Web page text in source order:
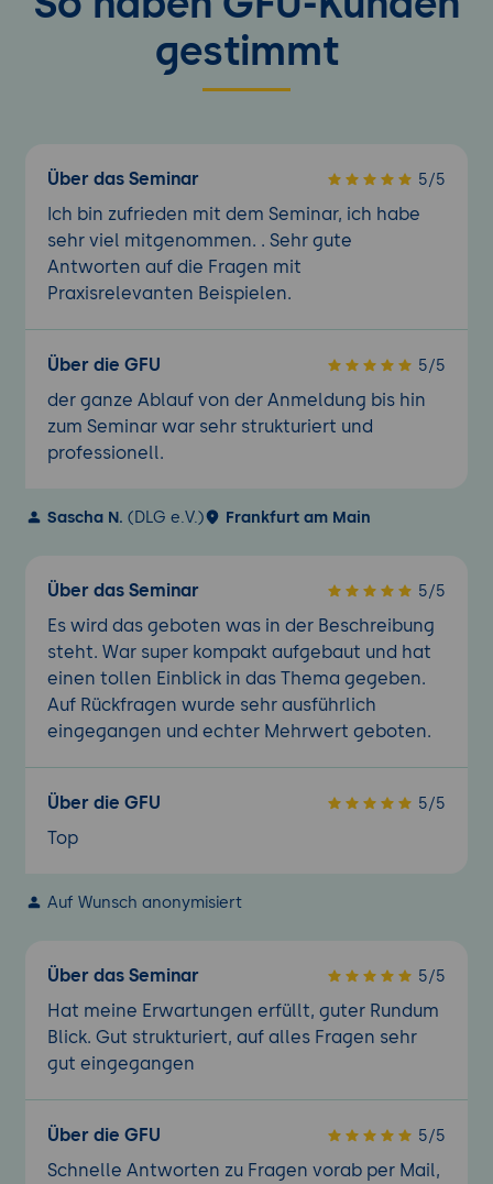
gestimmt
Über das Seminar 5/5
Ich bin zufrieden mit dem Seminar, ich habe
sehr viel mitgenommen. . Sehr gute
Antworten auf die Fragen mit
Praxisrelevanten Beispielen.
Über die GFU 5/5
der ganze Ablauf von der Anmeldung bis hin
zum Seminar war sehr strukturiert und
professionell.
Sascha N. (DLG e.V.) Frankfurt am Main
Über das Seminar 5/5
Es wird das geboten was in der Beschreibung
steht. War super kompakt aufgebaut und hat
einen tollen Einblick in das Thema gegeben.
Auf Rückfragen wurde sehr ausführlich
eingegangen und echter Mehrwert geboten.
Über die GFU 5/5
Top
Auf Wunsch anonymisiert
Über das Seminar 5/5
Hat meine Erwartungen erfüllt, guter Rundum
Blick. Gut strukturiert, auf alles Fragen sehr
gut eingegangen
Über die GFU 5/5
Schnelle Antworten zu Fragen vorab per Mail,